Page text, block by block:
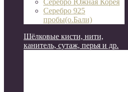
Серебро Южная Корея
Серебро 925
пробы(о.Бали)
Шёлковые кисти, нити,
канитель, сутаж, перья и др.